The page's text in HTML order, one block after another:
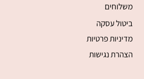
משלוחים
ביטול עסקה
מדיניות פרטיות
הצהרת נגישות